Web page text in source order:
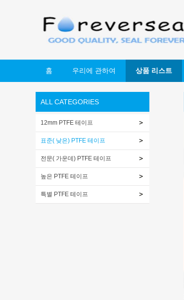
홈 우리에 관하여 상품 리스트
ALL CATEGORIES
12mm PTFE 테이프
표준( 낮은) PTFE 테이프
전문( 가운데) PTFE 테이프
높은 PTFE 테이프
특별 PTFE 테이프
쇼케이스